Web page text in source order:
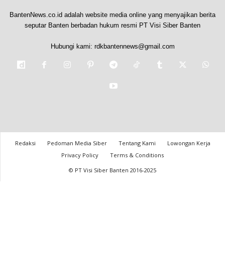
BantenNews.co.id adalah website media online yang menyajikan berita
seputar Banten berbadan hukum resmi PT Visi Siber Banten
Hubungi kami: rdkbantennews@gmail.com
Redaksi Pedoman Media Siber Tentang Kami
Lowongan Kerja
Privacy Policy
Terms & Conditions
© PT Visi Siber Banten 2016-2025